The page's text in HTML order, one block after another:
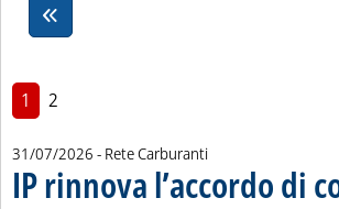
1 2
31/07/2026 - Rete Carburanti
IP rinnova l’accordo di